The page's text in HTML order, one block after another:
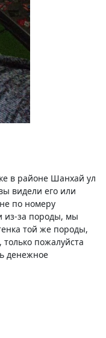
в районе Шанхай ул
видели его или
по номеру
из-за породы, мы
той же породы,
пожалуйста
денежное